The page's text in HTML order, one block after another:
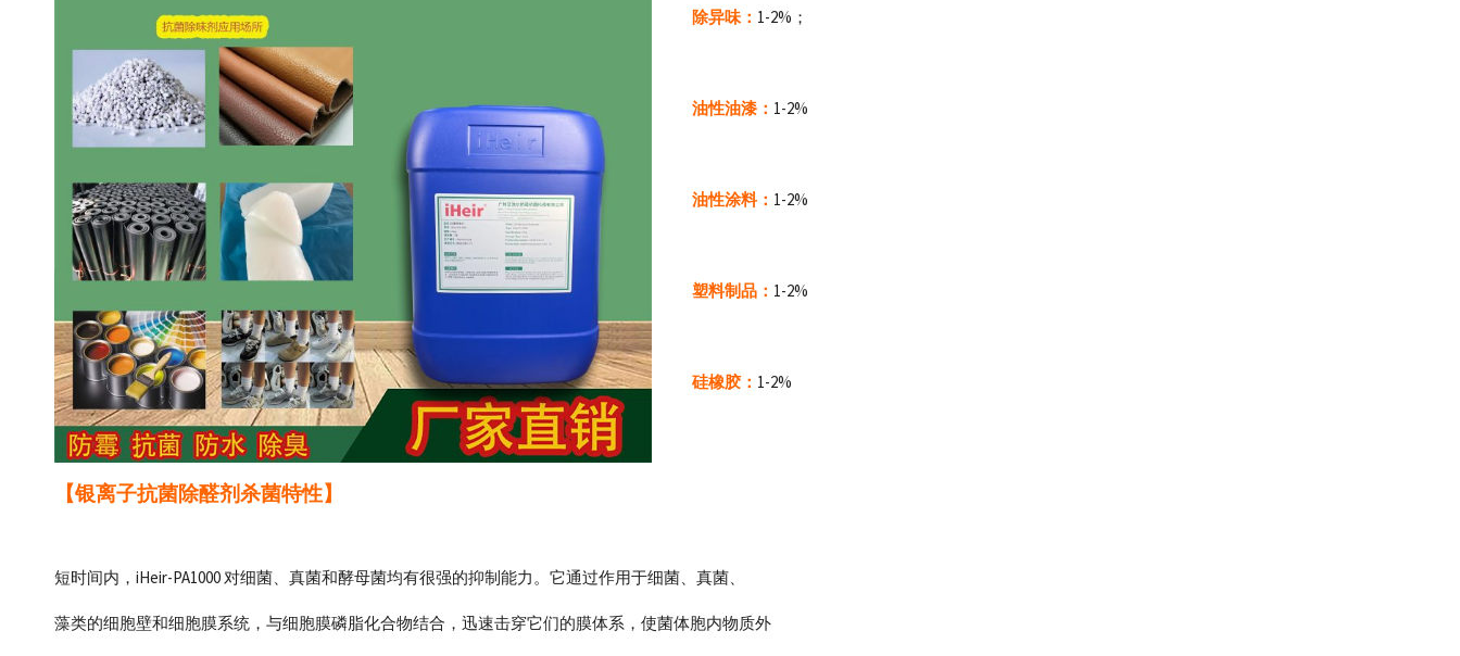
除异味： 1-2%；
油性油漆： 1-2%
油性涂料： 1-2%
塑料制品： 1-2%
硅橡胶： 1-2%
【银离子抗菌除醛剂杀菌特性】
短时间内，iHeir-PA1000 对细菌、真菌和酵母菌均有很强的抑制能力。它通过作用于细菌、真菌、
藻类的细胞壁和细胞膜系统，与细胞膜磷脂化合物结合，迅速击穿它们的膜体系，使菌体胞内物质外